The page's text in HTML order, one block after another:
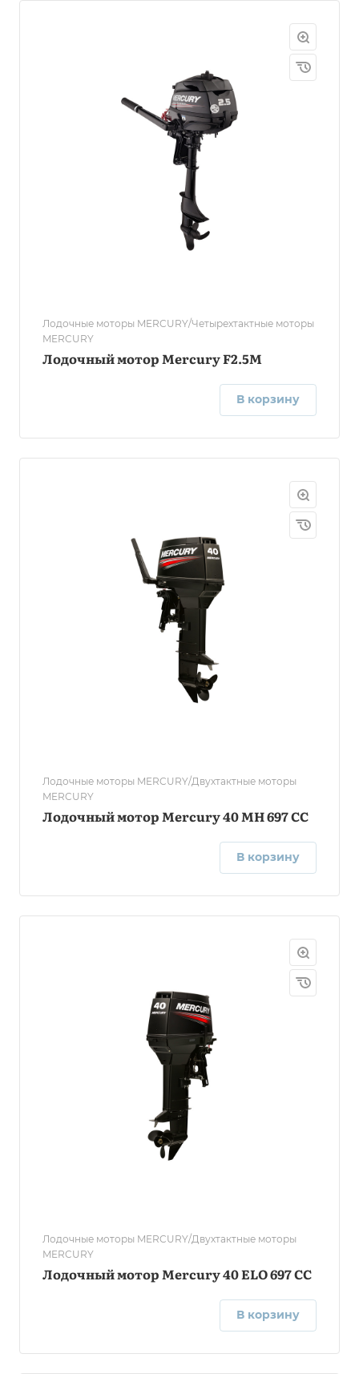
Лодочные моторы MERCURY/Четырехтактные моторы
MERCURY
Лодочный мотор Mercury F2.5M
В корзину
Лодочные моторы MERCURY/Двухтактные моторы
MERCURY
Лодочный мотор Mercury 40 MH 697 CC
В корзину
Лодочные моторы MERCURY/Двухтактные моторы
MERCURY
Лодочный мотор Mercury 40 ELO 697 CC
В корзину